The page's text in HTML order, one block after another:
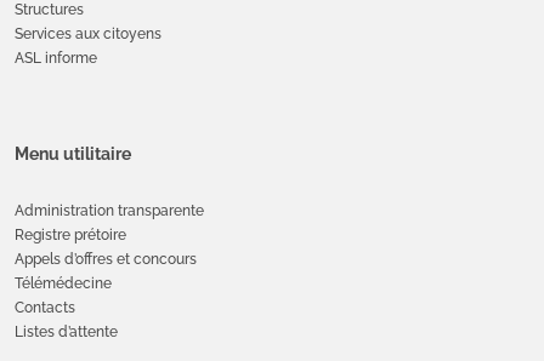
Structures
Services aux citoyens
ASL informe
Menu utilitaire
Administration transparente
Registre prétoire
Appels d’offres et concours
Télémédecine
Contacts
Listes d’attente